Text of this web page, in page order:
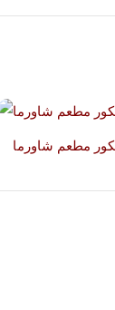
مطعم شاورما